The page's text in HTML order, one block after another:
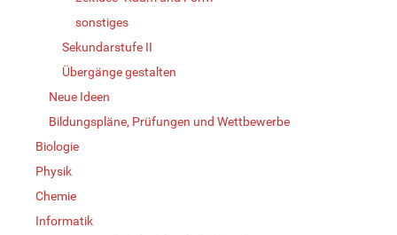
sonstiges
Sekundarstufe II
Übergänge gestalten
Neue Ideen
Bildungspläne, Prüfungen und Wettbewerbe
Biologie
Physik
Chemie
Informatik